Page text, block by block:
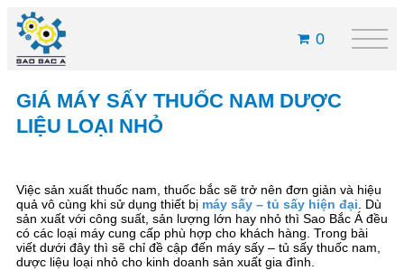
0
GIÁ MÁY SẤY THUỐC NAM DƯỢC
LIỆU LOẠI NHỎ
Việc sản xuất thuốc nam, thuốc bắc sẽ trở nên đơn giản và hiệu
quả vô cùng khi sử dụng thiết bị máy sấy – tủ sấy hiện đại . Dù
sản xuất với công suất, sản lượng lớn hay nhỏ thì Sao Bắc Á đều
có các loại máy cung cấp phù hợp cho khách hàng. Trong bài
viết dưới đây thì sẽ chỉ đề cập đến máy sấy – tủ sấy thuốc nam,
dược liệu loại nhỏ cho kinh doanh sản xuất gia đình.